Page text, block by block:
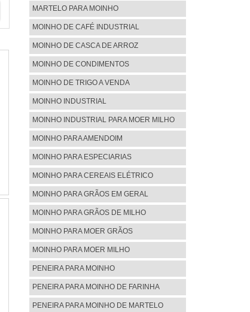
MARTELO PARA MOINHO
MOINHO DE CAFÉ INDUSTRIAL
MOINHO DE CASCA DE ARROZ
MOINHO DE CONDIMENTOS
MOINHO DE TRIGO A VENDA
MOINHO INDUSTRIAL
MOINHO INDUSTRIAL PARA MOER MILHO
MOINHO PARA AMENDOIM
MOINHO PARA ESPECIARIAS
MOINHO PARA CEREAIS ELÉTRICO
MOINHO PARA GRÃOS EM GERAL
MOINHO PARA GRÃOS DE MILHO
MOINHO PARA MOER GRÃOS
MOINHO PARA MOER MILHO
PENEIRA PARA MOINHO
PENEIRA PARA MOINHO DE FARINHA
PENEIRA PARA MOINHO DE MARTELO